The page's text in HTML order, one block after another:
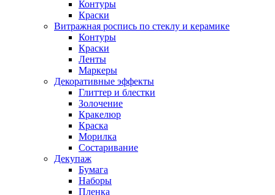
Контуры
Краски
Витражная роспись по стеклу и керамике
Контуры
Краски
Ленты
Маркеры
Декоративные эффекты
Глиттер и блестки
Золочение
Кракелюр
Краска
Морилка
Состаривание
Декупаж
Бумага
Наборы
Пленка